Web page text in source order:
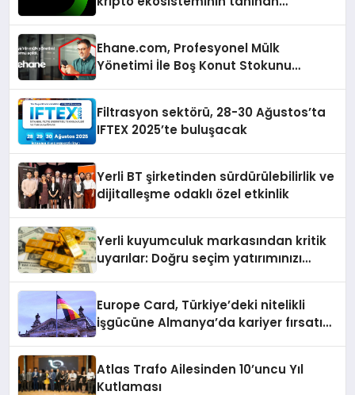
Ehane.com, Profesyonel Mülk
Yönetimi İle Boş Konut Stokunu
Filtrasyon sektörü, 28-30 Ağustos’ta
IFTEX 2025’te buluşacak
Yerli BT şirketinden sürdürülebilirlik ve
dijitalleşme odaklı özel etkinlik
Yerli kuyumculuk markasından kritik
uyarılar: Doğru seçim yatırımınızı
Europe Card, Türkiye’deki nitelikli
işgücüne Almanya’da kariyer fırsatı
Atlas Trafo Ailesinden 10’uncu Yıl
Kutlaması